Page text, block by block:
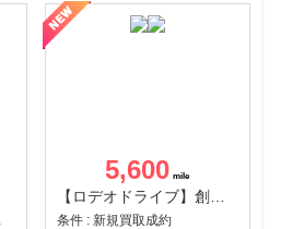
5,600
条件 : 新規買取成約